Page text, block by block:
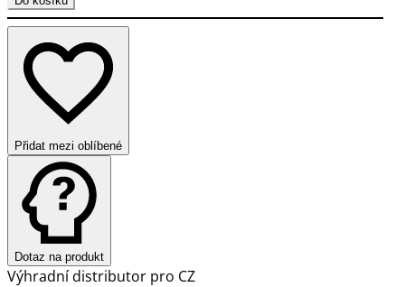
Přidat mezi oblíbené
Dotaz na produkt
Výhradní distributor pro CZ